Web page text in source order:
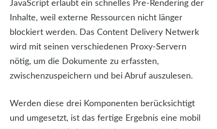
JavaScript erlaubt ein schnelles Pre-Rendering der
Inhalte, weil externe Ressourcen nicht länger
blockiert werden. Das Content Delivery Netwerk
wird mit seinen verschiedenen Proxy-Servern
nötig, um die Dokumente zu erfassten,
zwischenzuspeichern und bei Abruf auszulesen.
Werden diese drei Komponenten berücksichtigt
und umgesetzt, ist das fertige Ergebnis eine mobil